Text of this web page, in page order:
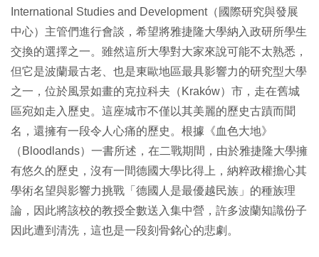
International Studies and Development（國際研究與發展
中心）主管們進行會談，希望將雅捷隆大學納入政研所學生
交換的選擇之一。雖然這所大學對大家來說可能不太熟悉，
但它是波蘭最古老、也是東歐地區最具影響力的研究型大學
之一，位於風景如畫的克拉科夫（Kraków）市，走在舊城
區宛如走入歷史。這座城市不僅以其美麗的歷史古蹟而聞
名，還擁有一段令人心痛的歷史。根據《血色大地》
（Bloodlands）一書所述，在二戰期間，由於雅捷隆大學擁
有悠久的歷史，沒有一間德國大學比得上，納粹政權擔心其
學術名望與影響力挑戰「德國人是最優越民族」的種族理
論，因此將該校的教授全數送入集中營，許多波蘭知識份子
因此遭到清洗，這也是一段刻骨銘心的悲劇。